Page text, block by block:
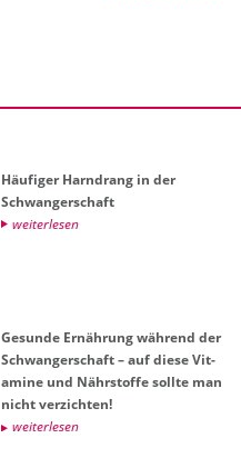
Häu­fi­ger Harn­drang in der
Schwan­ger­schaft
wei­ter­le­sen
Ge­sun­de Er­näh­rung wäh­rend der
Schwan­ger­schaft – auf diese Vit­
ami­ne und Nähr­stof­fe soll­te man
nicht ver­zich­ten!
wei­ter­le­sen